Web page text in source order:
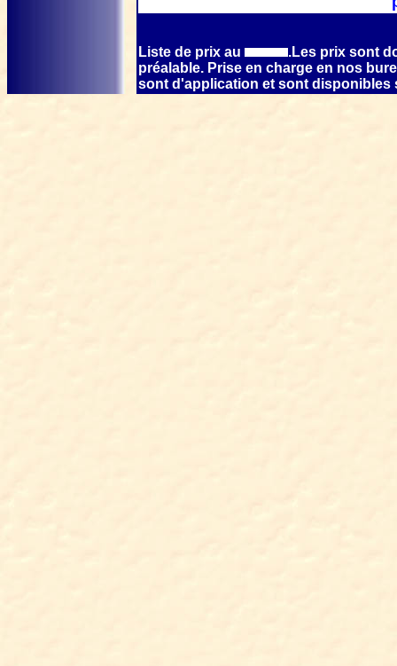
Liste de prix au
.Les prix sont
préalable. Prise en charge en nos
sont d'application et sont disponibles